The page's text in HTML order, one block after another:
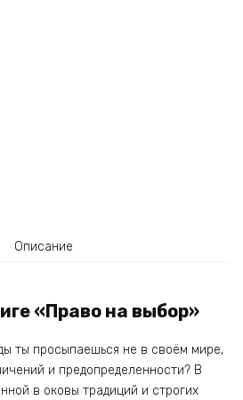
Описание
«Право на выбор»
ты просыпаешься не в своём мире,
и предопределенности? В
в оковы традиций и строгих